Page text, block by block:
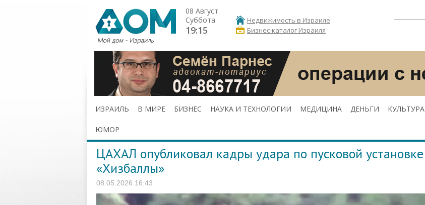
08 Август
Суббота
19:15
Недвижимость в Израиле
Бизнес-каталог Израиля
ИЗРАИЛЬ В МИРЕ БИЗНЕС НАУКА И ТЕХНОЛОГИИ МЕДИЦИНА ДЕНЬГИ КУЛЬТУРА
ЮМОР
ЦАХАЛ опубликовал кадры удара по пусковой установке
«Хизбаллы»
08.05.2026 16:43